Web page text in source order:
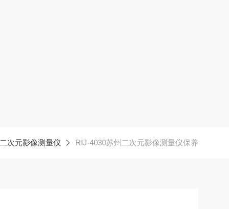
二次元影像测量仪 RIJ-4030苏州二次元影像测量仪保养